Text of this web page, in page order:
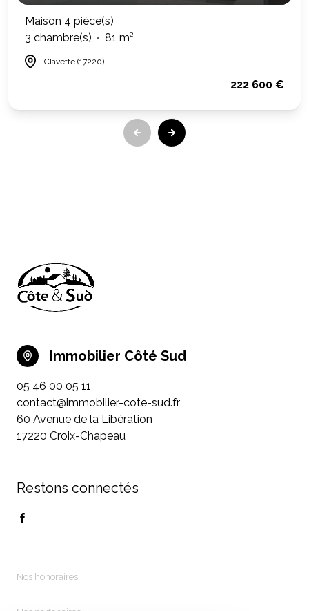
Maison 4 pièce(s)
3 chambre(s)
81 m²
Clavette (17220)
222 600 €
Immobilier Côté Sud
05 46 00 05 11
contact@immobilier-cote-sud.fr
60 Avenue de la Libération
17220 Croix-Chapeau
Restons connectés
Nos honoraires